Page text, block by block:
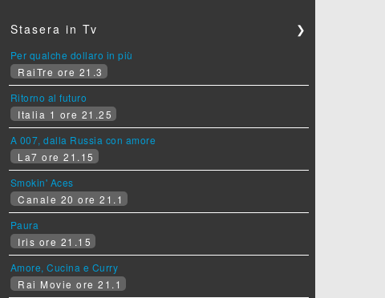
Stasera in Tv ❯
Per qualche dollaro in più
RaiTre ore 21.3
Ritorno al futuro
Italia 1 ore 21.25
A 007, dalla Russia con amore
La7 ore 21.15
Smokin' Aces
Canale 20 ore 21.1
Paura
Iris ore 21.15
Amore, Cucina e Curry
Rai Movie ore 21.1